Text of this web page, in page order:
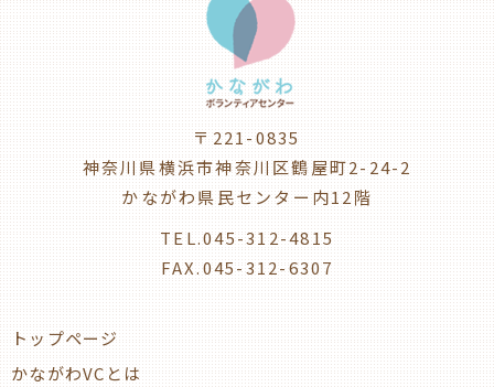
〒221-0835
神奈川県横浜市神奈川区鶴屋町2-24-2
かながわ県民センター内12階
TEL.045-312-4815
FAX.045-312-6307
トップページ
かながわVCとは